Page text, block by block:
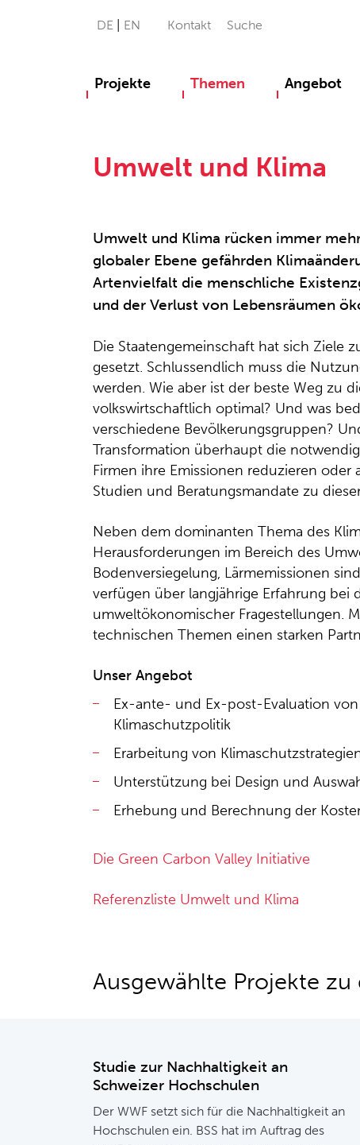
DE EN Kontakt Suche
Projekte Themen Angebot
Umwelt und Klima
Umwelt und Klima rücken immer
globaler Ebene gefährden
Artenvielfalt die menschliche
und der Verlust von Lebensräumen
Die Staatengemeinschaft hat sich Ziele
gesetzt. Schlussendlich muss die
werden. Wie aber ist der beste Weg zu
volkswirtschaftlich optimal? Und was
verschiedene Bevölkerungsgruppen?
Transformation überhaupt die
Firmen ihre Emissionen reduzieren oder
Studien und Beratungsmandate zu
Neben dem dominanten Thema des
Herausforderungen im Bereich des
Bodenversiegelung, Lärmemissionen
verfügen über langjährige Erfahrung bei
umweltökonomischer Fragestellungen.
technischen Themen einen starken
Unser Angebot
Ex-ante- und Ex-post-Evaluation
Klimaschutzpolitik
Erarbeitung von
Unterstützung bei Design und
Erhebung und Berechnung der
Die Green Carbon Valley Initiative
Referenzliste Umwelt und Klima
Ausgewählte Projekte zu
Studie zur Nachhaltigkeit an
Schweizer Hochschulen
Der WWF setzt sich für die Nachhaltigkeit an
Hochschulen ein. BSS hat im Auftrag des